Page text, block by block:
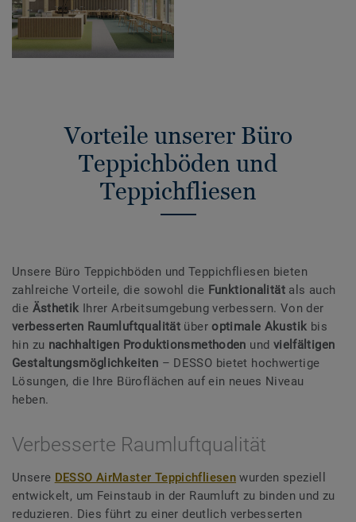
Vorteile unserer Büro
Teppichböden und
Teppichfliesen
Unsere Büro Teppichböden und Teppichfliesen bieten
zahlreiche Vorteile, die sowohl die Funktionalität als auch
die Ästhetik Ihrer Arbeitsumgebung verbessern. Von der
verbesserten Raumluftqualität überoptimale Akustik bis
hin zu nachhaltigen Produktionsmethoden und vielfältigen
Gestaltungsmöglichkeiten – DESSO bietet hochwertige
Lösungen, die Ihre Büroflächen auf ein neues Niveau
heben.
Verbesserte Raumluftqualität
Unsere DESSO AirMaster Teppichfliesen wurden speziell
entwickelt, um Feinstaub in der Raumluft zu binden und zu
reduzieren. Dies führt zu einer deutlich verbesserten